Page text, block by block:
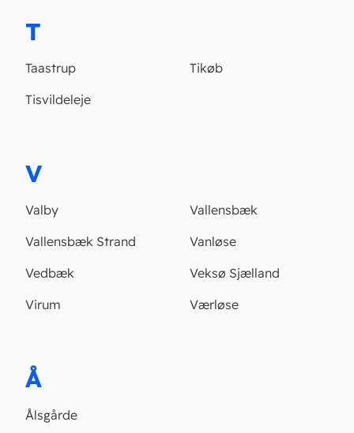
T
Taastrup
Tikøb
Tisvildeleje
V
Valby
Vallensbæk
Vallensbæk Strand
Vanløse
Vedbæk
Veksø Sjælland
Virum
Værløse
Å
Ålsgårde